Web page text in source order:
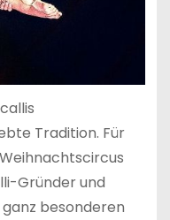
Tradition. Für
Gründer und
besonderen